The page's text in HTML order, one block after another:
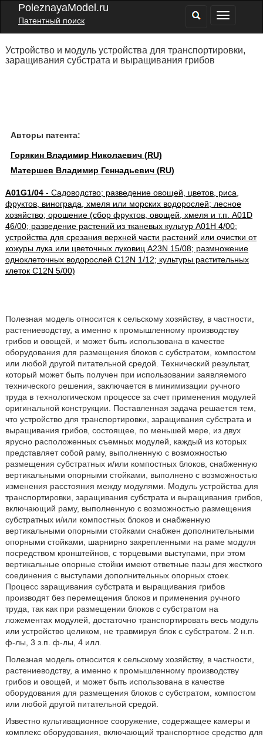
PoleznayaModel.ru
Патентный поиск
Устройство и модуль устройства для транспортировки,
заращивания субстрата и выращивания грибов
Авторы патента:
Горякин Владимир Николаевич (RU)
Матершев Владимир Геннадьевич (RU)
A01G1/04- Садоводство; разведение овощей, цветов, риса,
фруктов, винограда, хмеля или морских водорослей; лесное
хозяйство; орошение (сбор фруктов, овощей, хмеля и т.п. A01D
46/00; разведение растений из тканевых культур A01H 4/00;
устройства для срезания верхней части растений или очистки от
кожуры лука или цветочных луковиц A23N 15/08; размножение
одноклеточных водорослей C12N 1/12; культуры растительных
клеток C12N 5/00)
Полезная модель относится к сельскому хозяйству, в частности,
растениеводству, а именно к промышленному производству
грибов и овощей, и может быть использована в качестве
оборудования для размещения блоков с субстратом, компостом
или любой другой питательной средой. Технический результат,
который может быть получен при использовании заявляемого
технического решения, заключается в минимизации ручного
труда в технологическом процессе за счет применения модулей
оригинальной конструкции. Поставленная задача решается тем,
что устройство для транспортировки, заращивания субстрата и
выращивания грибов, состоящее, по меньшей мере, из двух
ярусно расположенных съемных модулей, каждый из которых
представляет собой раму, выполненную с возможностью
размещения субстратных и/или компостных блоков, снабженную
вертикальными опорными стойками, выполнено с возможностью
изменения расстояния между модулями. Модуль устройства для
транспортировки, заращивания субстрата и выращивания грибов,
включающий раму, выполненную с возможностью размещения
субстратных и/или компостных блоков и снабженную
вертикальными опорными стойками снабжен дополнительными
опорными стойками, шарнирно закрепленными на раме модуля
посредством кронштейнов, с торцевыми выступами, при этом
вертикальные опорные стойки имеют ответные пазы для жесткого
соединения с выступами дополнительных опорных стоек.
Процесс заращивания субстрата и выращивания грибов
производят без перемещения блоков и применения ручного
труда, так как при размещении блоков с субстратом на
ложементах модулей, достаточно транспортировать весь модуль
или устройство целиком, не травмируя блок с субстратом. 2 н.п.
ф-лы, 3 з.п. ф-лы, 4 илл.
Полезная модель относится к сельскому хозяйству, в частности,
растениеводству, а именно к промышленному производству
грибов и овощей, и может быть использована в качестве
оборудования для размещения блоков с субстратом, компостом
или любой другой питательной средой.
Известно культивационное сооружение, содержащее камеры и
комплекс оборудования, включающий транспортное средство для